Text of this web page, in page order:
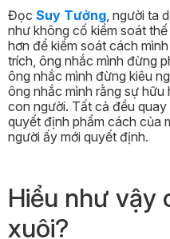
Đọc Suy Tưởng , người ta
như không cố kiểm soát
hơn để kiểm soát cách
trích, ông nhắc mình đừng
ông nhắc mình đừng kiêu
ông nhắc mình rằng sự hữu
con người. Tất cả đều
quyết định phẩm cách của
người ấy mới quyết định.
Hiểu như vậy
xuôi?